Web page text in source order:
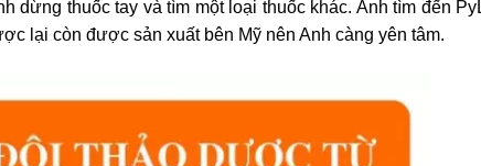
dừng thuốc tay và tìm một loại thuốc khác. Anh tìm đến
lại còn được sản xuất bên Mỹ nên Anh càng yên tâm.